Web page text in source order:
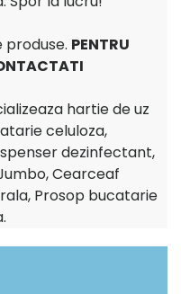
produse. PENTRU
hartie de uz
celuloza,
dezinfectant,
Cearceaf
Prosop bucatarie